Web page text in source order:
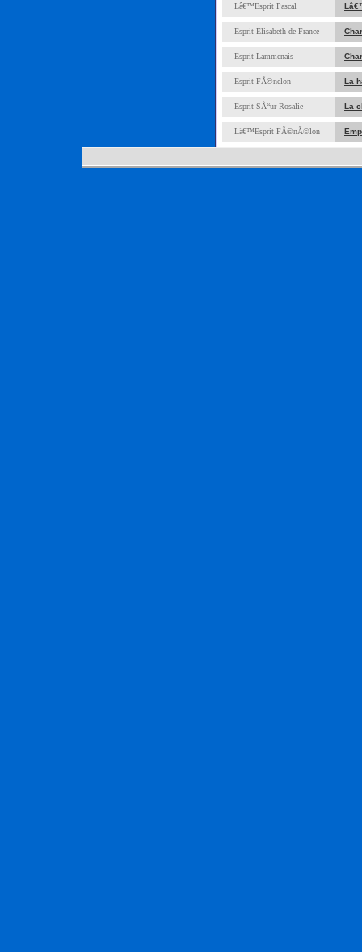
Lâ€™Esprit Pascal
Esprit Elisabeth de France
Esprit Lammenais
Esprit FÃ©nelon La
Esprit SÅ“ur Rosalie La
Lâ€™Esprit FÃ©nÃ©lon